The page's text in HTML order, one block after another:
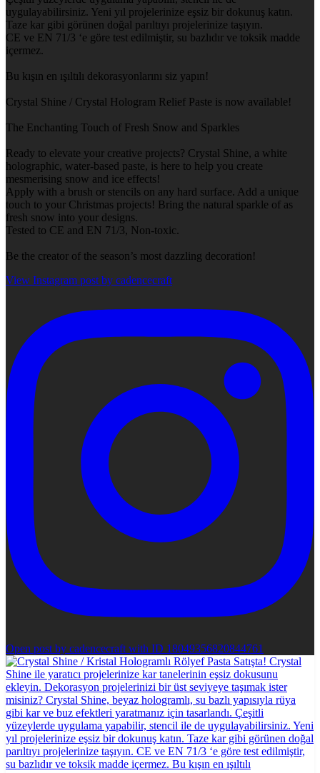
uygulayabilirsiniz. Yeni yıl projelerinize eşsiz bir dokunuş katın.
Taze kar gibi görünen doğal parıltıyı projelerinize taşıyın.
CE ve EN 71/3 ‘e göre test edilmiştir, su bazlıdır ve toksik madde
içermez.
Bu kışın en ışıltılı dekorasyonlarını siz yapın!
Crystal Shine / Crystal Hologram Relief Paste is now available!
The Enchanting Touch of Fresh Snow and Sparkles
Ready to elevate your creative projects? Crystal Shine, a white
holographic, water-based paste, is here to help you create
mesmerising snow and ice effects!
Apply with a brush or stencils on any hard surface. Add a unique
touch to your Christmas projects! Bring the natural sparkle of as
fresh snow into your designs.
Tested to CE and EN 71/3, Non-toxic.
Be the creator of the season’s most dazzling decoration!
View Instagram post by cadencecraft
Open post by cadencecraft with ID 18049356820844761